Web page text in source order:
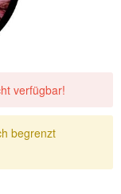
verfügbar!
begrenzt